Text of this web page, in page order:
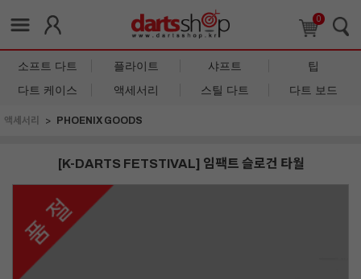
0
소프트 다트 플라이트 샤프트
팁
다트 케이스
액세서리 스틸 다트 다트 보드
액세서리 PHOENIX GOODS
[K-DARTS FETSTIVAL] 임팩트 슬로건 타월